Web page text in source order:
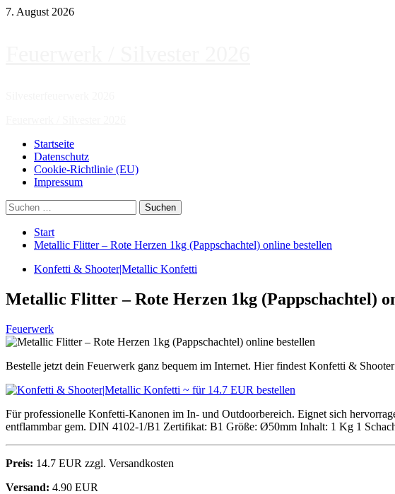
Zum
7. August 2026
Startseite
Datenschutz
Cookie-Richtlinie (EU)
Impressum
Suchen
nach:
Start
Metallic Flitter – Rote Herzen 1kg (Pappschachtel) online bestellen
Konfetti & Shooter|Metallic Konfetti
Metallic Flitter – Rote Herzen 1kg (Pappschachtel)
Feuerwerk
Bestelle jetzt dein Feuerwerk ganz bequem im Internet. Hier findest Konfetti &
Für professionelle Konfetti-Kanonen im In- und Outdoorbereich. Eignet sich
entflammbar gem. DIN 4102-1/B1 Zertifikat: B1 Größe: Ø50mm Inhalt: 1 Kg 1
Preis: 14.7 EUR zzgl. Versandkosten
Versand: 4.90 EUR